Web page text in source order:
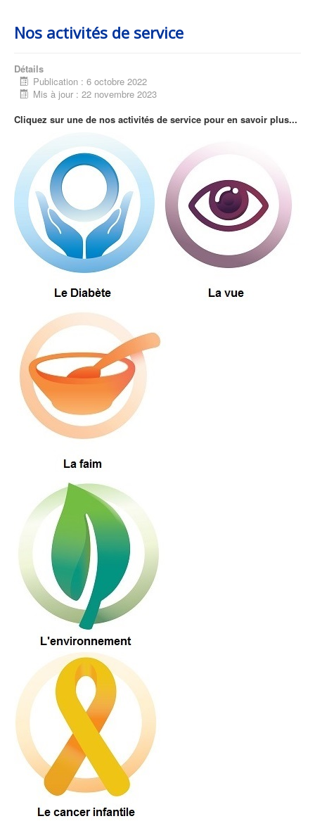
Nos activités de service
Détails
Publication : 6 octobre 2022
Mis à jour : 22 novembre 2023
Cliquez sur une de nos activités de service pour en savoir plus...